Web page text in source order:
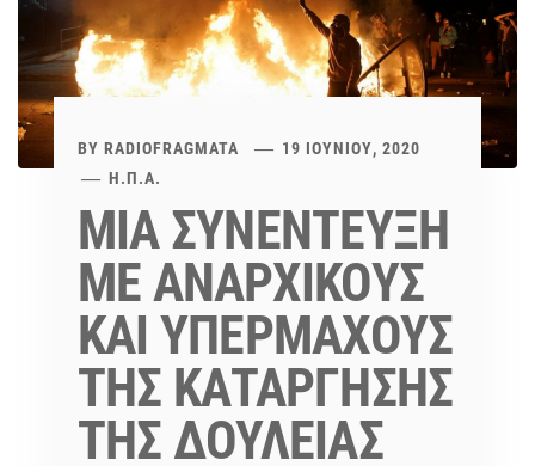
BY RADIOFRAGMATA
19 ΙΟΥΝΊΟΥ, 2020
Η.Π.Α.
ΜΙΑ ΣΥΝΕΝΤΕΥΞΗ
ΜΕ ΑΝΑΡΧΙΚΟΥΣ
ΚΑΙ ΥΠΕΡΜΑΧΟΥΣ
ΤΗΣ ΚΑΤΑΡΓΗΣΗΣ
ΤΗΣ ΔΟΥΛΕΙΑΣ